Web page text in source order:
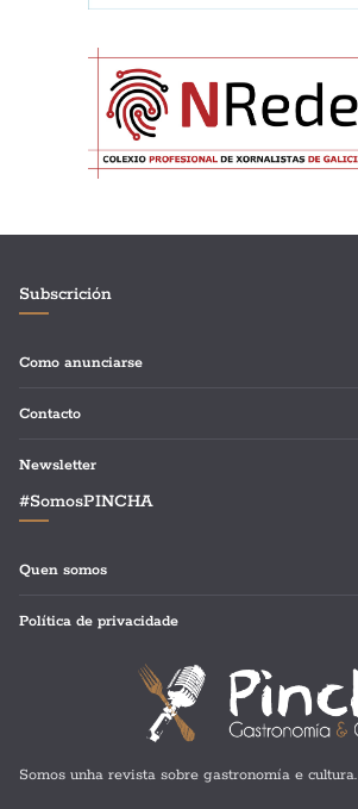
Subscrición
Como anunciarse
Contacto
Newsletter
#SomosPINCHA
Quen somos
Política de privacidade
Somos unha revista sobre gastronomía e cultura.